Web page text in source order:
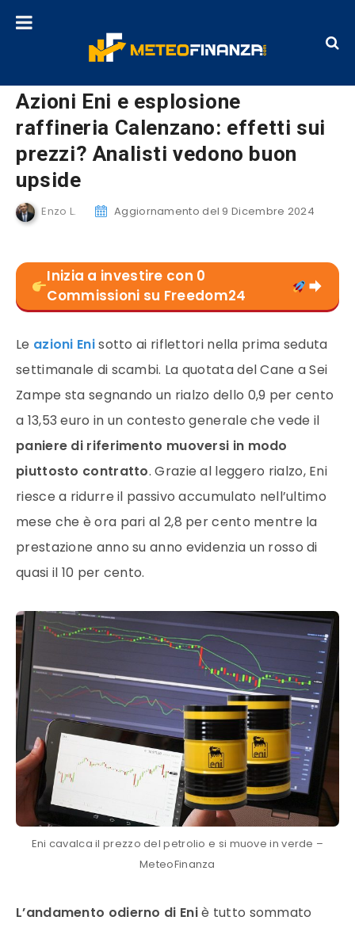
Azioni Eni e esplosione
raffineria Calenzano: effetti sui
prezzi? Analisti vedono buon
upside
Enzo L. Aggiornamento del 9 Dicembre 2024
Inizia a investire con 0
Commissioni su Freedom24
Le azioni Enisotto ai riflettori nella prima seduta
settimanale di scambi. La quotata del Cane a Sei
Zampe sta segnando un rialzo dello 0,9 per cento
a 13,53 euro in un contesto generale che vede il
paniere di riferimento muoversi in modo
piuttosto contratto. Grazie al leggero rialzo, Eni
riesce a ridurre il passivo accumulato nell’ultimo
mese che è ora pari al 2,8 per cento mentre la
prestazione anno su anno evidenzia un rosso di
quasi il 10 per cento.
Eni cavalca il prezzo del petrolio e si muove in verde –
MeteoFinanza
L’andamento odierno di Eniè tutto sommato